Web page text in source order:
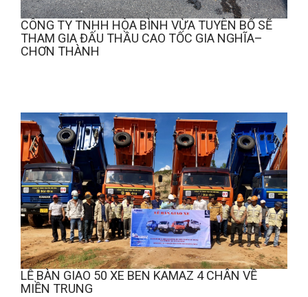
CÔNG TY TNHH HÒA BÌNH VỪA TUYÊN BỐ SẼ
THAM GIA ĐẤU THẦU CAO TỐC GIA NGHĨA–
CHƠN THÀNH
LỄ BÀN GIAO 50 XE BEN KAMAZ 4 CHÂN VỀ
MIỀN TRUNG